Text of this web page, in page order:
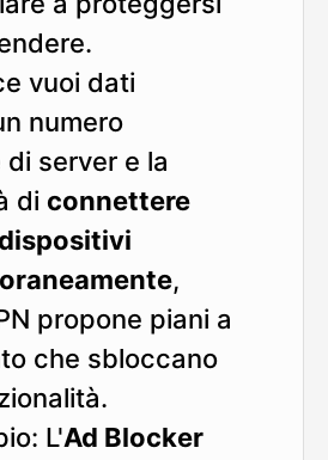
vuoi dati
numero
server e la
di connettere
,
propone piani a
che sbloccano
L'Ad Blocker